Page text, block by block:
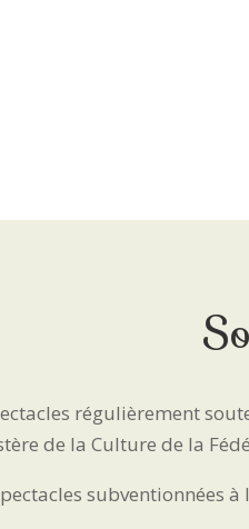
régulièrement
de la Culture de la
subventionnées